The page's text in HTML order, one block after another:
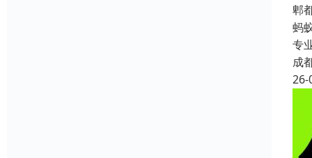
郫
蚂
专
成
26-